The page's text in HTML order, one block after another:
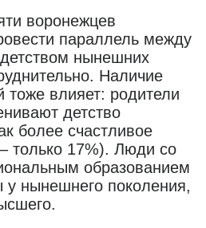
воронежцев
параллель между
нынешних
Наличие
тоже влияет: родители
детство
более счастливое
только 17%). Люди со
образованием
нынешнего поколения,